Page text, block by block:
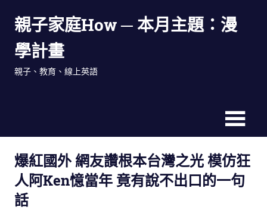
親子家庭How ─ 本月主題：漫
學計畫
親子、教育、線上英語
爆紅國外 網友讚根本台灣之光 模仿狂
人阿Ken憶當年 竟有說不出口的一句
話